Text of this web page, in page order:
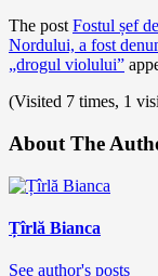
The postFostul șef
Nordului, a fost
„drogul violului”
(Visited 7 times, 1
About The
Țîrlă Bianca
See author's posts